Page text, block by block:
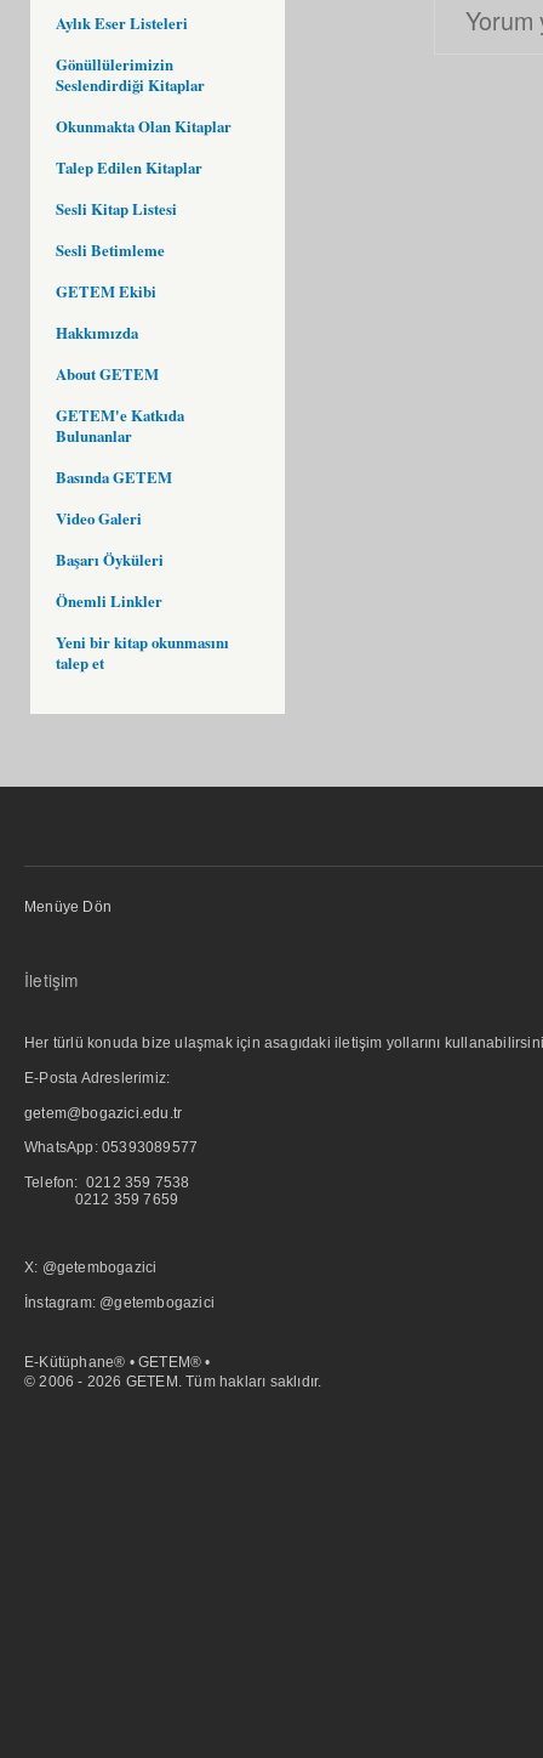
Aylık Eser Listeleri
Gönüllülerimizin
Seslendirdiği Kitaplar
Okunmakta Olan Kitaplar
Talep Edilen Kitaplar
Sesli Kitap Listesi
Sesli Betimleme
GETEM Ekibi
Hakkımızda
About GETEM
GETEM'e Katkıda
Bulunanlar
Basında GETEM
Video Galeri
Başarı Öyküleri
Önemli Linkler
Yeni bir kitap okunmasını
talep et
Menüye Dön
İletişim
Her türlü konuda bize ulaşmak için asagıdaki iletişim yollarını
E-Posta Adreslerimiz:
getem@bogazici.edu.tr
WhatsApp: 05393089577
Telefon: 0212 359 7538
0212 359 7659
X: @getembogazici
İnstagram: @getembogazici
E-Kütüphane® • GETEM® •
© 2006 - 2026 GETEM. Tüm hakları saklıdır.